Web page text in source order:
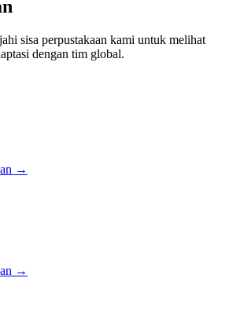
sisa perpustakaan kami untuk melihat
dengan tim global.
→
→